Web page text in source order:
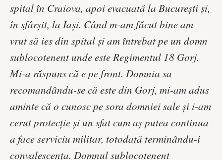
spital în Craiova, apoi evacuată la Bucureşti şi,
în sfârşit, la Iaşi. Când m-am făcut bine am
vrut să ies din spital şi am întrebat pe un domn
sublocotenent unde este Regimentul 18 Gorj.
Mi-a răspuns că e pe front. Domnia sa
recomandându-se că este din Gorj, mi-am adus
aminte că o cunosc pe sora domniei sale şi i-am
cerut protecţie şi un sfat cum aş putea continua
a face serviciu militar, totodată terminându-i
convalescenţa. Domnul sublocotenent